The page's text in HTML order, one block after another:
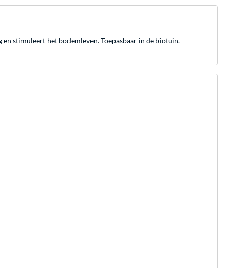
stimuleert het bodemleven. Toepasbaar in de biotuin.